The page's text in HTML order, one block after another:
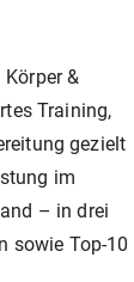
&
Training,
gezielt
im
– in drei
sowie Top-10